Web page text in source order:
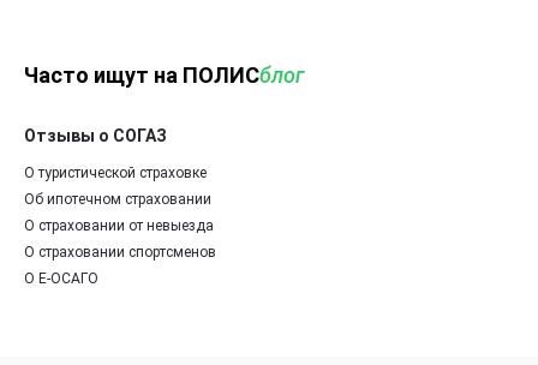
Часто ищут на ПОЛИСблог
Отзывы о СОГАЗ
О туристической страховке
Об ипотечном страховании
О страховании от невыезда
О страховании спортсменов
О Е-ОСАГО